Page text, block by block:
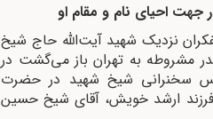
جهت احیاى نام و مقام او
نزدیک شهید آیت‌اللّه‌ حاج شیخ
مشروطه به تهران باز مى‌گشت در
سخنرانى شیخ شهید در حضرت
ارشد خویش، آقاى شیخ حسین